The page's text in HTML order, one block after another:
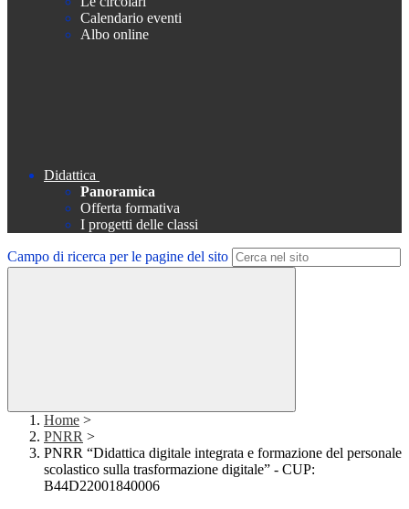
Calendario eventi
Albo online
Didattica
Panoramica
Offerta formativa
I progetti delle classi
Campo di ricerca per le pagine del sito
Home >
PNRR >
PNRR “Didattica digitale integrata e formazione del personale
scolastico sulla trasformazione digitale” - CUP:
B44D22001840006